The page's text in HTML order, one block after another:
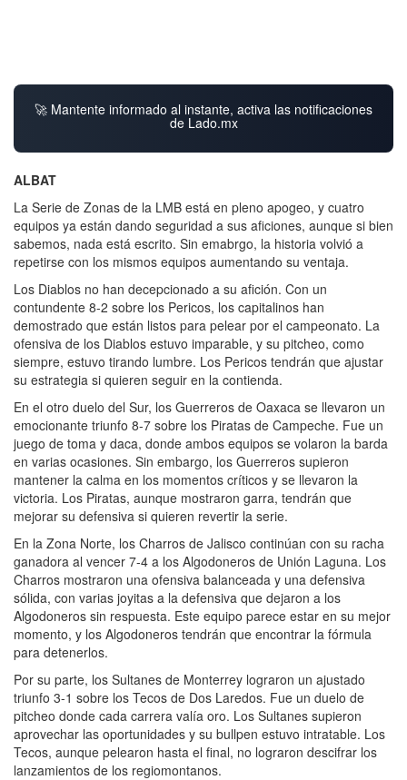
🚀 Mantente informado al instante, activa las notificaciones
de Lado.mx
ALBAT
La Serie de Zonas de la LMB está en pleno apogeo, y cuatro
equipos ya están dando seguridad a sus aficiones, aunque si bien
sabemos, nada está escrito. Sin emabrgo, la historia volvió a
repetirse con los mismos equipos aumentando su ventaja.
Los Diablos no han decepcionado a su afición. Con un
contundente 8-2 sobre los Pericos, los capitalinos han
demostrado que están listos para pelear por el campeonato. La
ofensiva de los Diablos estuvo imparable, y su pitcheo, como
siempre, estuvo tirando lumbre. Los Pericos tendrán que ajustar
su estrategia si quieren seguir en la contienda.
En el otro duelo del Sur, los Guerreros de Oaxaca se llevaron un
emocionante triunfo 8-7 sobre los Piratas de Campeche. Fue un
juego de toma y daca, donde ambos equipos se volaron la barda
en varias ocasiones. Sin embargo, los Guerreros supieron
mantener la calma en los momentos críticos y se llevaron la
victoria. Los Piratas, aunque mostraron garra, tendrán que
mejorar su defensiva si quieren revertir la serie.
En la Zona Norte, los Charros de Jalisco continúan con su racha
ganadora al vencer 7-4 a los Algodoneros de Unión Laguna. Los
Charros mostraron una ofensiva balanceada y una defensiva
sólida, con varias joyitas a la defensiva que dejaron a los
Algodoneros sin respuesta. Este equipo parece estar en su mejor
momento, y los Algodoneros tendrán que encontrar la fórmula
para detenerlos.
Por su parte, los Sultanes de Monterrey lograron un ajustado
triunfo 3-1 sobre los Tecos de Dos Laredos. Fue un duelo de
pitcheo donde cada carrera valía oro. Los Sultanes supieron
aprovechar las oportunidades y su bullpen estuvo intratable. Los
Tecos, aunque pelearon hasta el final, no lograron descifrar los
lanzamientos de los regiomontanos.